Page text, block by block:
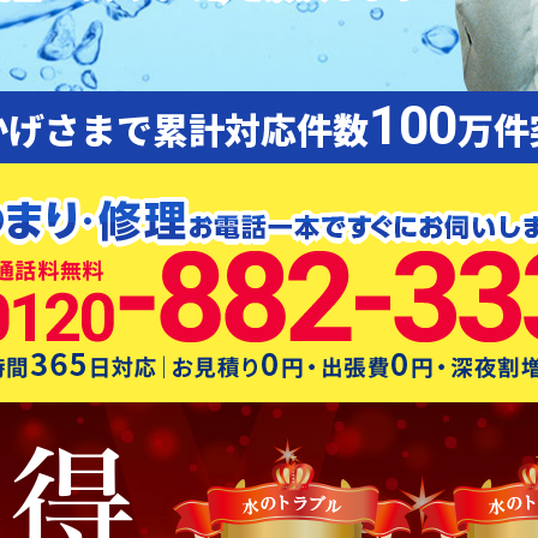
さまで累計対応件数100万